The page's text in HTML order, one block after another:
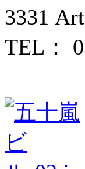
3331
TEL：